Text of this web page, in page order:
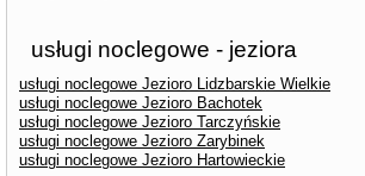
usługi noclegowe - jeziora
usługi noclegowe Jezioro Lidzbarskie Wielkie
usługi noclegowe Jezioro Bachotek
usługi noclegowe Jezioro Tarczyńskie
usługi noclegowe Jezioro Zarybinek
usługi noclegowe Jezioro Hartowieckie